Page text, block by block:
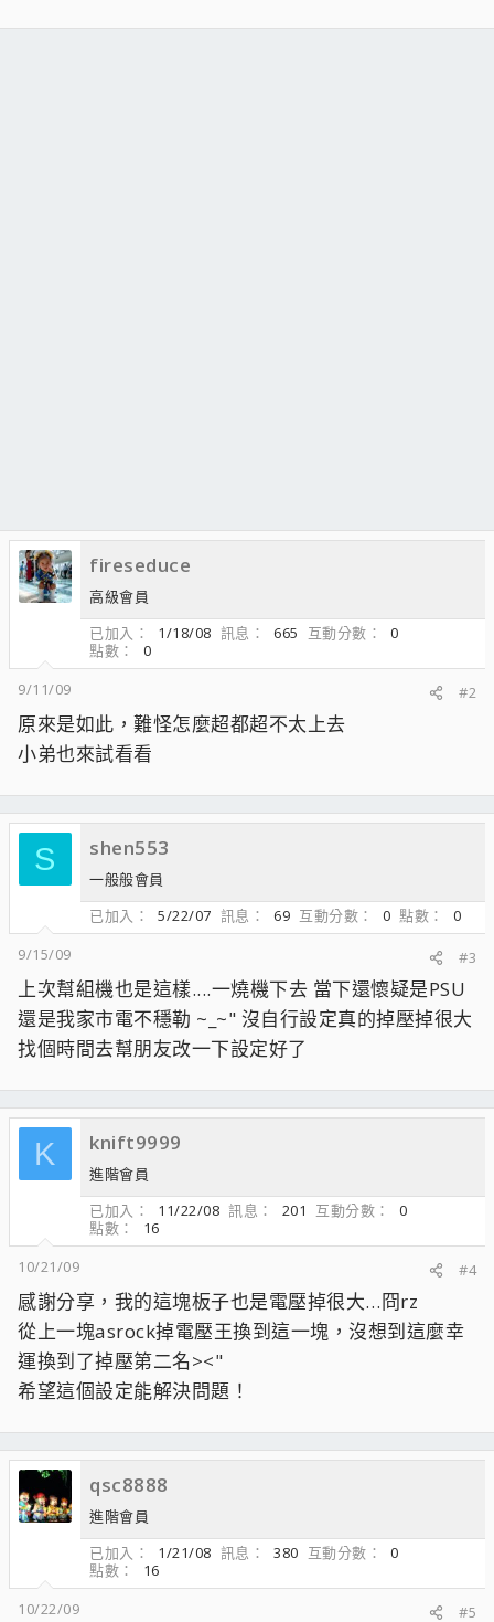
fireseduce
高級會員
已加入
1/18/08 訊息 665 互動分數
0
點數
0
9/11/09
#2
原來是如此，難怪怎麼超都超不太上去
小弟也來試看看
S shen553
一般般會員
已加入
5/22/07 訊息 69 互動分數 0 點數
0
9/15/09
#3
上次幫組機也是這樣....一燒機下去 當下還懷疑是PSU
還是我家市電不穩勒 ~_~" 沒自行設定真的掉壓掉很大
找個時間去幫朋友改一下設定好了
K knift9999
進階會員
已加入
11/22/08 訊息 201 互動分數
0
點數
16
10/21/09
#4
感謝分享，我的這塊板子也是電壓掉很大…冏rz
從上一塊asrock掉電壓王換到這一塊，沒想到這麼幸
運換到了掉壓第二名><"
希望這個設定能解決問題！
qsc8888
進階會員
已加入
1/21/08 訊息 380 互動分數
0
點數
16
10/22/09
#5